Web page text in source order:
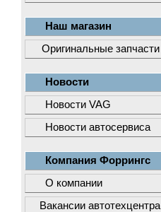
Наш магазин
Оригинальные запчасти
Новости
Новости VAG
Новости автосервиса
Компания Форрингс
О компании
Вакансии автотехцентра